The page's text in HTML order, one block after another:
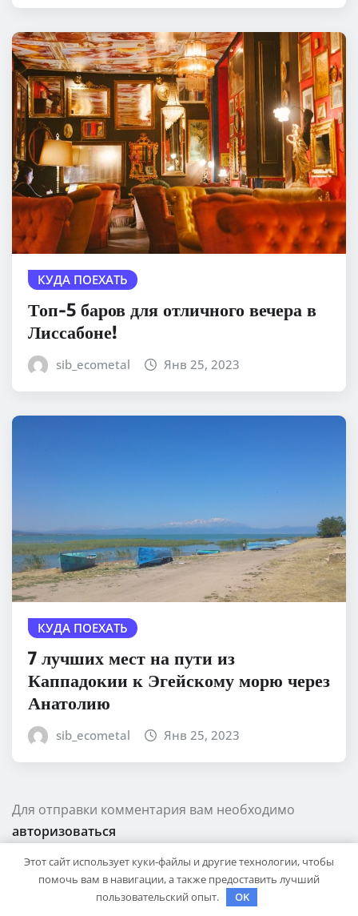
КУДА ПОЕХАТЬ
Топ-5 баров для отличного вечера в
Лиссабоне!
sib_ecometal Янв 25, 2023
КУДА ПОЕХАТЬ
7 лучших мест на пути из
Каппадокии к Эгейскому морю через
Анатолию
sib_ecometal Янв 25, 2023
Для отправки комментария вам необходимо
авторизоваться
Этот сайт использует куки-файлы и другие технологии, чтобы
помочь вам в навигации, а также предоставить лучший
пользовательский опыт.
OK